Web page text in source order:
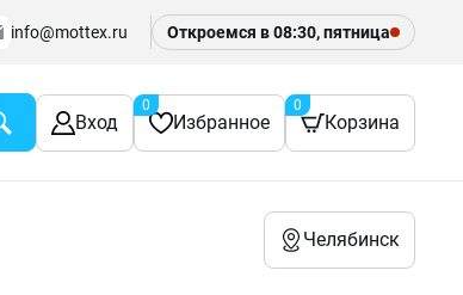
info@mottex.ru Откроемся в 08:30, пятница
Вход Избранное
0
Корзина
0
Челябинск